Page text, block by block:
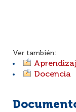
Ver también:
Docencia